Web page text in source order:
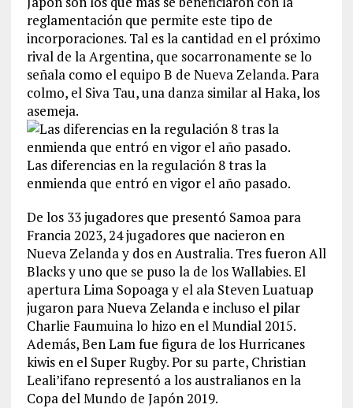
reglamentación que permite este tipo de
incorporaciones. Tal es la cantidad en el próximo
rival de la Argentina, que socarronamente se lo
señala como el equipo B de Nueva Zelanda. Para
colmo, el Siva Tau, una danza similar al Haka, los
asemeja.
Las diferencias en la regulación 8 tras la
enmienda que entró en vigor el año pasado.
De los 33 jugadores que presentó Samoa para
Francia 2023, 24 jugadores que nacieron en
Nueva Zelanda y dos en Australia. Tres fueron All
Blacks y uno que se puso la de los Wallabies. El
apertura Lima Sopoaga y el ala Steven Luatuap
jugaron para Nueva Zelanda e incluso el pilar
Charlie Faumuina lo hizo en el Mundial 2015.
Además, Ben Lam fue figura de los Hurricanes
kiwis en el Super Rugby. Por su parte, Christian
Leali’ifano representó a los australianos en la
Copa del Mundo de Japón 2019.